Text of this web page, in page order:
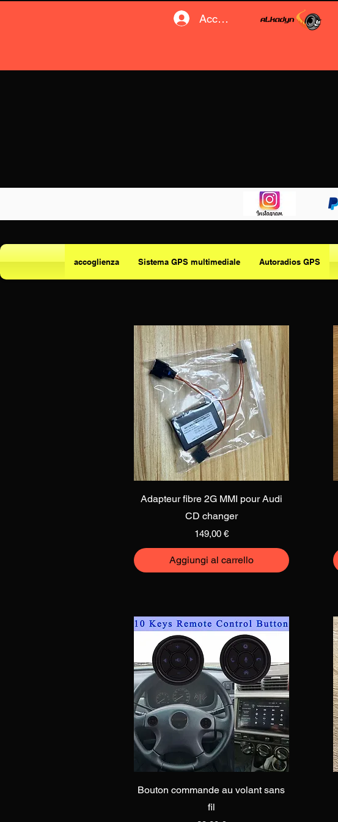
Accedi
accoglienza Sistema GPS multimediale Autoradios GPS
Vista rapida
Adapteur fibre 2G MMI pour Audi
CD changer
Prezzo
149,00 €
Aggiungi al carrello
Vista rapida
Bouton commande au volant sans
fil